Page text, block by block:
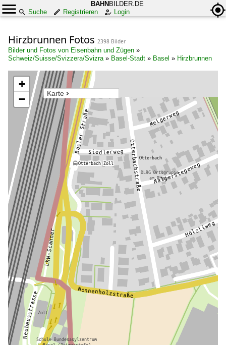
BAHN BILDER.DE
Suche
Registrieren Login
Hirzbrunnen Fotos 2398 Bilder
Bilder und Fotos von Eisenbahn und Zügen »
Schweiz/Suisse/Svizzera/Svizra» Basel-Stadt » Basel » Hirzbrunnen
Karte
+
−